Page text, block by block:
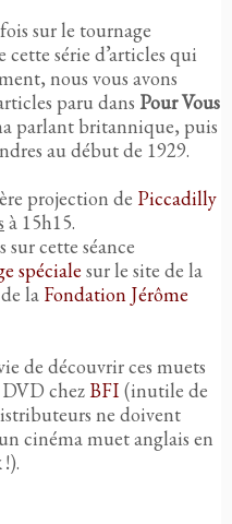
sur le tournage
série d’articles qui
nous vous avons
paru dans Pour Vous
parlant britannique, puis
au début de 1929.
projection de Piccadilly
à 15h15.
sur cette séance
spéciale sur le site de la
la Fondation Jérôme
de découvrir ces muets
chezBFI (inutile de
ne doivent
cinéma muet anglais en
!).